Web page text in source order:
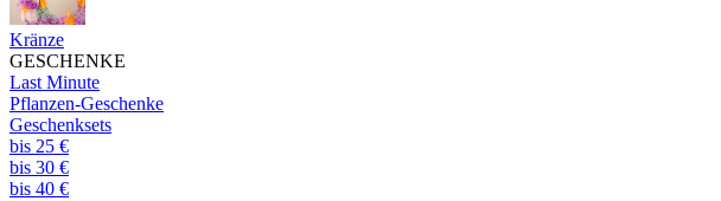
Kränze
GESCHENKE
Last Minute
Pflanzen-Geschenke
Geschenksets
bis 25 €
bis 30 €
bis 40 €